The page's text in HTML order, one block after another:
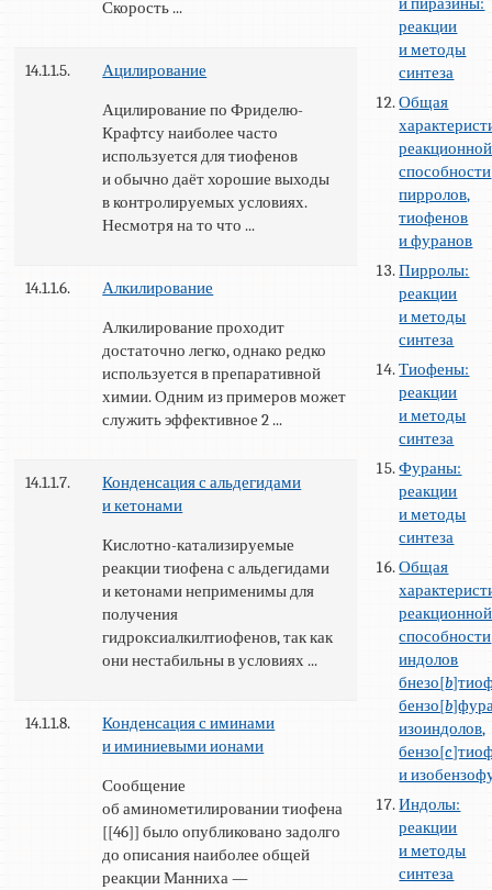
Скорость ...
14.1.1.5.
Ацилирование
Ацилирование по Фриделю-
Крафтсу наиболее часто
используется для тиофенов
и обычно даёт хорошие выходы
в контролируемых условиях.
Несмотря на то что ...
14.1.1.6.
Алкилирование
Алкилирование проходит
достаточно легко, однако редко
используется в препаративной
химии. Одним из примеров может
служить эффективное 2 ...
14.1.1.7.
Конденсация с альдегидами
и кетонами
Кислотно-катализируемые
реакции тиофена с альдегидами
и кетонами неприменимы для
получения
гидроксиалкилтиофенов, так как
они нестабильны в условиях ...
14.1.1.8.
Конденсация с иминами
и иминиевыми ионами
Сообщение
об аминометилировании тиофена
[[46]] было опубликовано задолго
до описания наиболее общей
реакции Манниха —
реакции
и методы
синтеза
Общая
реакционной
способности
пирролов,
тиофенов
и фуранов
Пирролы:
реакции
и методы
синтеза
Тиофены:
реакции
и методы
синтеза
Фураны:
реакции
и методы
синтеза
Общая
реакционной
способности
индолов
бнезо[b
бензо[b
изоиндолов,
бензо[c
и
Индолы:
реакции
и методы
синтеза